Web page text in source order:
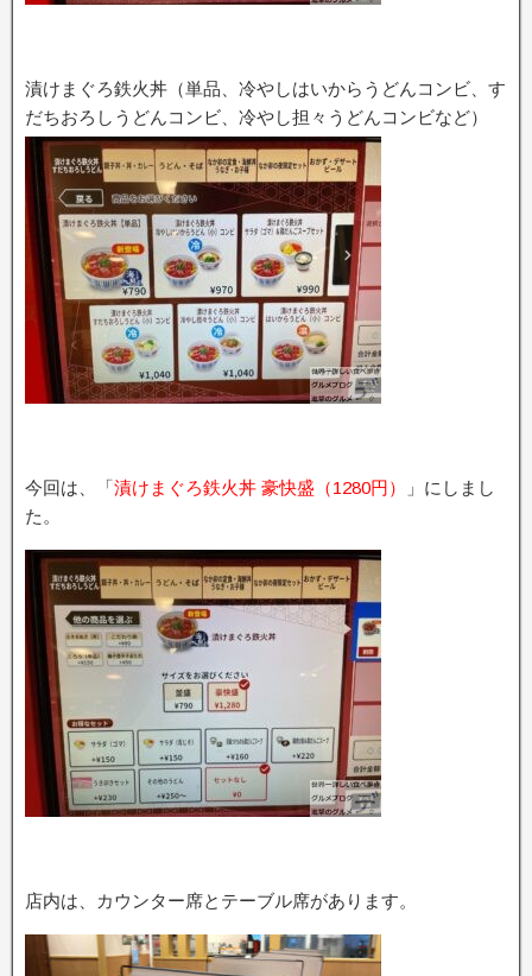
漬けまぐろ鉄火丼（単品、冷やしはいからうどんコンビ、す
だちおろしうどんコンビ、冷やし担々うどんコンビなど）
今回は、「漬けまぐろ鉄火丼 豪快盛（1280円）
」にしまし
た。
店内は、カウンター席とテーブル席があります。